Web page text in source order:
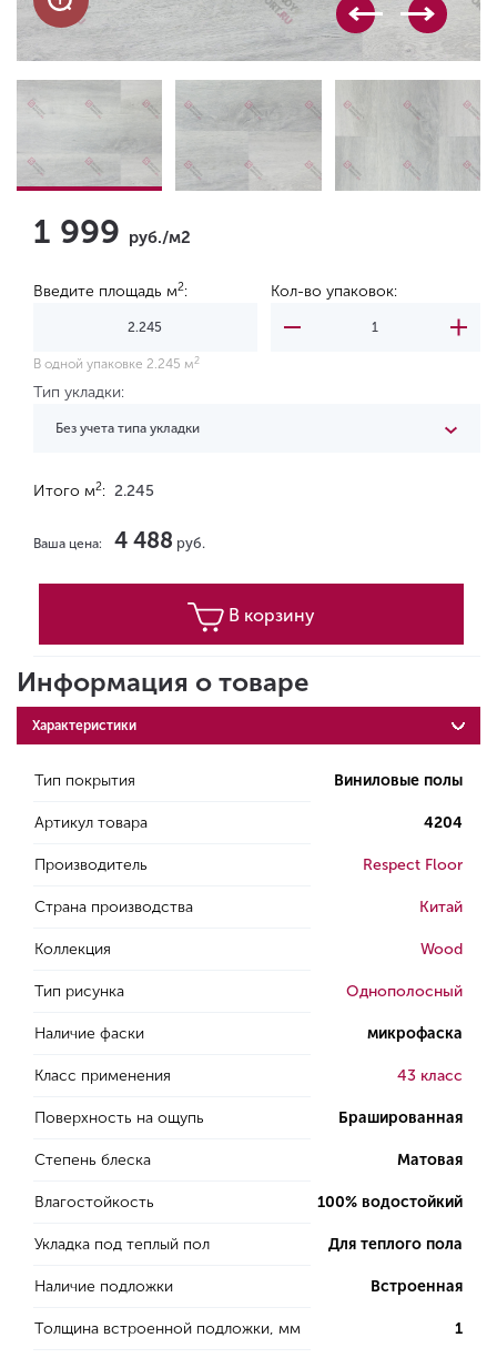
1 999 руб./м2
Введите площадь м2: Кол-во упаковок:
В одной упаковке 2.245 м 2
Тип укладки:
Без учета типа укладки
Итого м2: 2.245
Ваша цена: 4 488 руб.
В корзину
Информация о товаре
Характеристики
Тип покрытия Виниловые полы
Артикул товара 4204
Производитель Respect Floor
Страна производства Китай
Коллекция Wood
Тип рисунка Однополосный
Наличие фаски микрофаска
Класс применения 43 класс
Поверхность на ощупь Брашированная
Степень блеска Матовая
Влагостойкость 100% водостойкий
Укладка под теплый пол Для теплого пола
Наличие подложки Встроенная
Толщина встроенной подложки, мм 1